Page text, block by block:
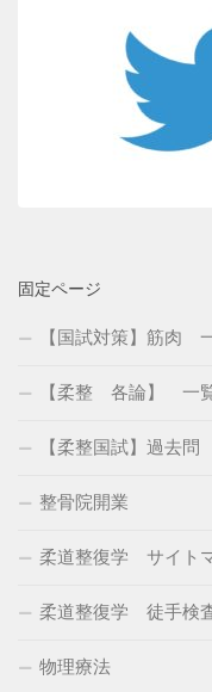
固定ページ
【国試対策】筋肉
【柔整 各論】 一
【柔整国試】過去問
整骨院開業
柔道整復学 サイト
柔道整復学 徒手検
物理療法